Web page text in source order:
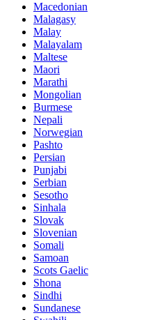
Macedonian
Malagasy
Malay
Malayalam
Maltese
Maori
Marathi
Mongolian
Burmese
Nepali
Norwegian
Pashto
Persian
Punjabi
Serbian
Sesotho
Sinhala
Slovak
Slovenian
Somali
Samoan
Scots Gaelic
Shona
Sindhi
Sundanese